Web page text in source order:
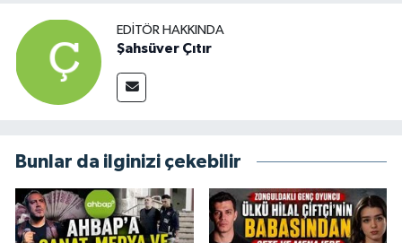
EDITÖR HAKKINDA
Şahsüver Çıtır
Bunlar da ilginizi çekebilir